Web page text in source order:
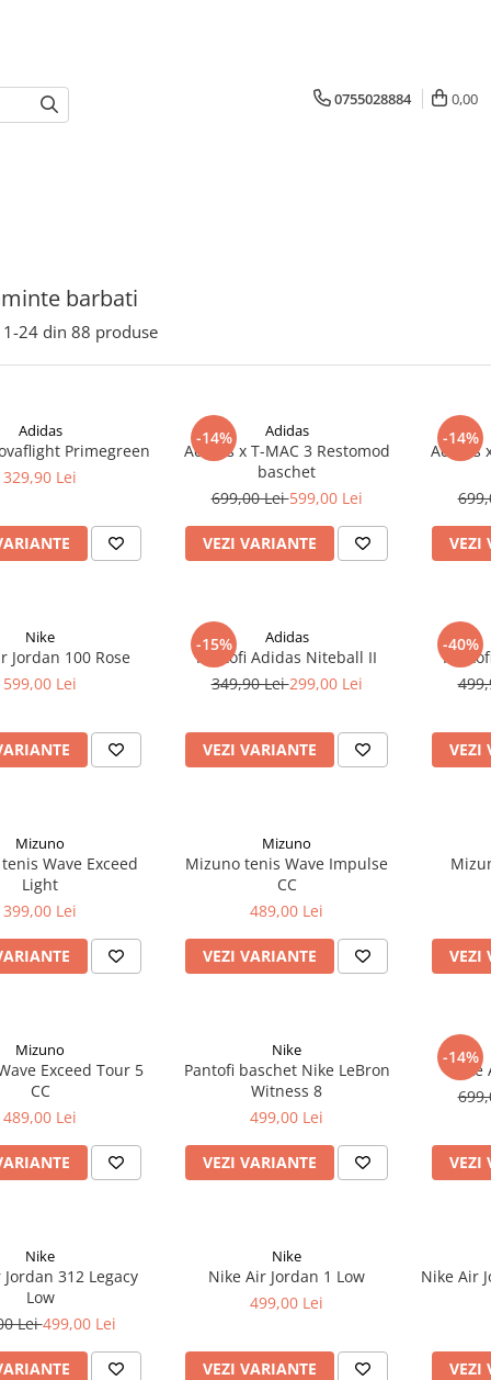
0755028884 0,00
barbati
1-24 din 88 produse
Adidas
Primegreen
329,90 Lei
-14% Adidas
Adidas x T-MAC 3 Restomod
baschet
699,00 Lei599,00 Lei
VEZI VARIANTE
-14%
Adidas
VEZI
Nike
Jordan 100 Rose
599,00 Lei
-15% Adidas
Pantofi Adidas Niteball II
349,90 Lei299,00 Lei
VEZI VARIANTE
-40%
VEZI
Mizuno
Wave Exceed
Light
399,00 Lei
Mizuno
Mizuno tenis Wave Impulse
CC
489,00 Lei
VEZI VARIANTE VEZI
Mizuno
Exceed Tour 5
CC
489,00 Lei
Nike
Pantofi baschet Nike LeBron
Witness 8
499,00 Lei
VEZI VARIANTE
-14%
Nike
VEZI
Nike
312 Legacy
Low
Lei499,00 Lei
Nike
Nike Air Jordan 1 Low
499,00 Lei
VEZI VARIANTE
Nike Air
VEZI